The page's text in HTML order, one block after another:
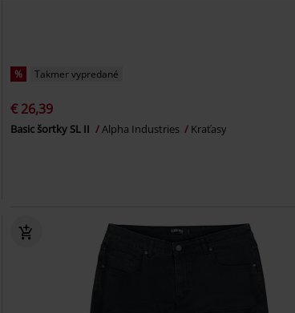
% Takmer vypredané
€ 26,39
Basic šortky SL II Alpha Industries Kraťasy